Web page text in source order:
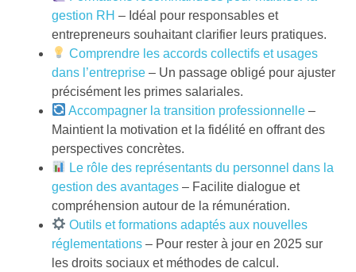
gestion RH – Idéal pour responsables et
entrepreneurs souhaitant clarifier leurs pratiques.
Comprendre les accords collectifs et usages
dans l’entreprise – Un passage obligé pour ajuster
précisément les primes salariales.
Accompagner la transition professionnelle –
Maintient la motivation et la fidélité en offrant des
perspectives concrètes.
Le rôle des représentants du personnel dans la
gestion des avantages – Facilite dialogue et
compréhension autour de la rémunération.
Outils et formations adaptés aux nouvelles
réglementations – Pour rester à jour en 2025 sur
les droits sociaux et méthodes de calcul.